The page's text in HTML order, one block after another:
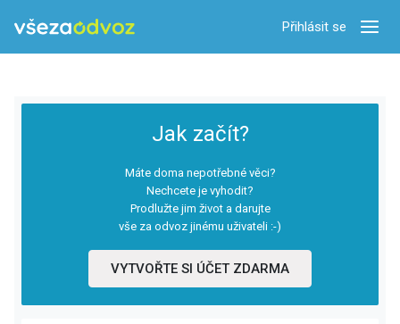
Přihlásit se
Jak začít?
Máte doma nepotřebné věci?
Nechcete je vyhodit?
Prodlužte jim život a darujte
vše za odvoz jinému uživateli :-)
VYTVOŘTE SI ÚČET ZDARMA